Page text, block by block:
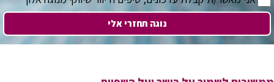
נוגה תחזרי אלי